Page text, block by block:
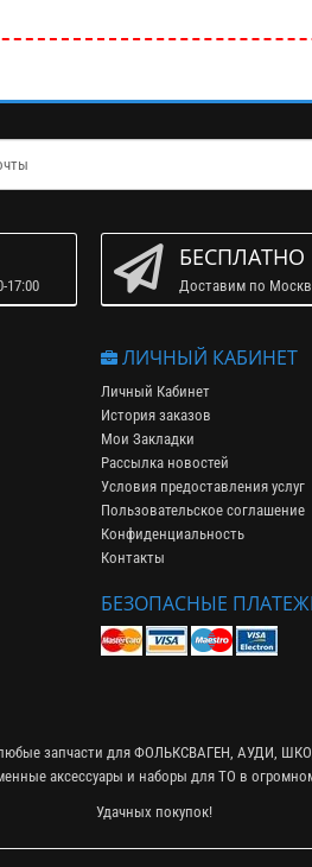
17:00
БЕСПЛАТНО
Доставим по
ЛИЧНЫЙ КАБИНЕТ
Личный Кабинет
История заказов
Мои Закладки
Рассылка новостей
Условия предоставления услуг
Пользовательское соглашение
Конфиденциальность
Контакты
БЕЗОПАСНЫЕ
любые запчасти для ФОЛЬКСВАГЕН, АУДИ,
аксессуары и наборы для ТО в
Удачных покупок!